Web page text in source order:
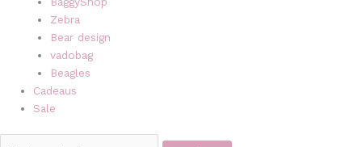
Zebra
Bear design
vadobag
Beagles
Cadeaus
Sale